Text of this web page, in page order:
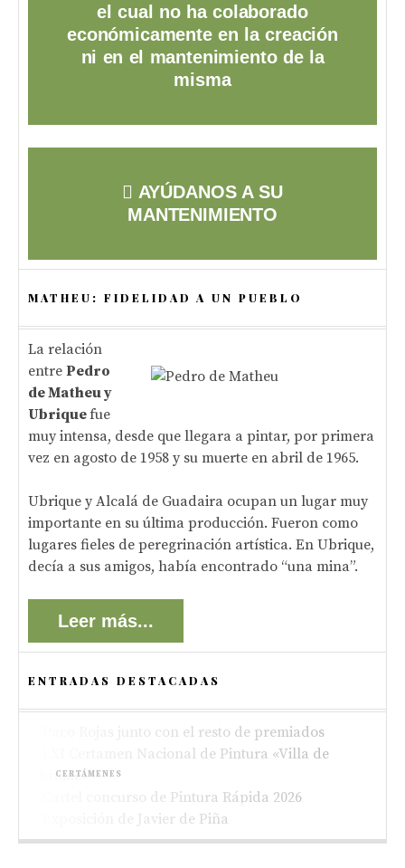
el cual no ha colaborado
económicamente en la creación
ni en el mantenimiento de la
misma
AYÚDANOS A SU
MANTENIMIENTO
MATHEU: FIDELIDAD A UN PUEBLO
La relación
entre Pedro
de Matheu y
Ubriquefue
muy intensa, desde que llegara a pintar, por primera
vez en agosto de 1958 y su muerte en abril de 1965.
Ubrique y Alcalá de Guadaira ocupan un lugar muy
importante en su última producción. Fueron como
lugares fieles de peregrinación artística. En Ubrique,
decía a sus amigos, había encontrado “una mina”.
Leer más...
ENTRADAS DESTACADAS
Paco Rojas premiado en el XIII Concurso de
Pintura de Alboraya 2026
CERTÁMENES
Bases del LXI Certamen Nacional de Pintura
«Villa de Ubrique»
Bases del XV Concurso de Pintura Rápida al